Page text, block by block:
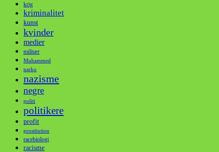
krig
kriminalitet
kunst
kvinder
medier
militær
Muhammed
narko
nazisme
negre
politi
politikere
profit
prostitution
racebiologi
racisme